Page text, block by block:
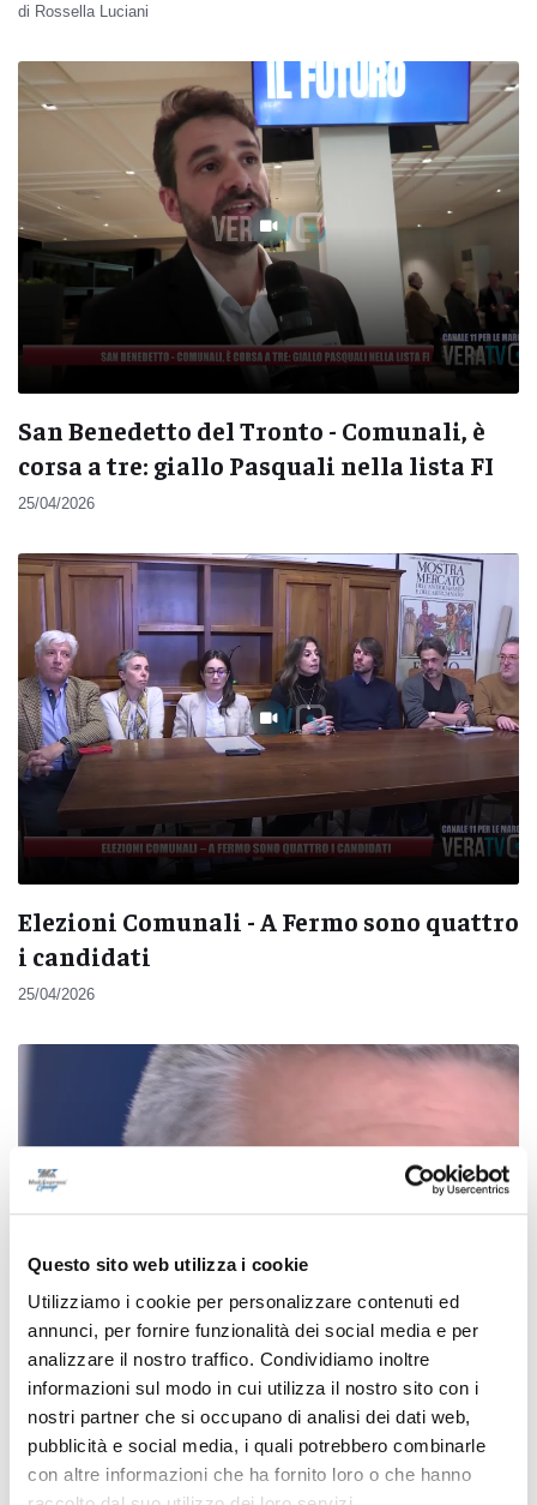
Questo sito web utilizza i cookie
Utilizziamo i cookie per personalizzare contenuti ed
annunci, per fornire funzionalità dei social media e per
analizzare il nostro traffico. Condividiamo inoltre
informazioni sul modo in cui utilizza il nostro sito con i
nostri partner che si occupano di analisi dei dati web,
pubblicità e social media, i quali potrebbero combinarle
con altre informazioni che ha fornito loro o che hanno
di Rossella Luciani
San Benedetto del Tronto - Comunali, è
corsa a tre: giallo Pasquali nella lista FI
25/04/2026
Elezioni Comunali - A Fermo sono quattro
i candidati
25/04/2026
Senigallia - Lotta a tre per il sindaco tra
Olivetti, Romano e Binci
25/04/2026